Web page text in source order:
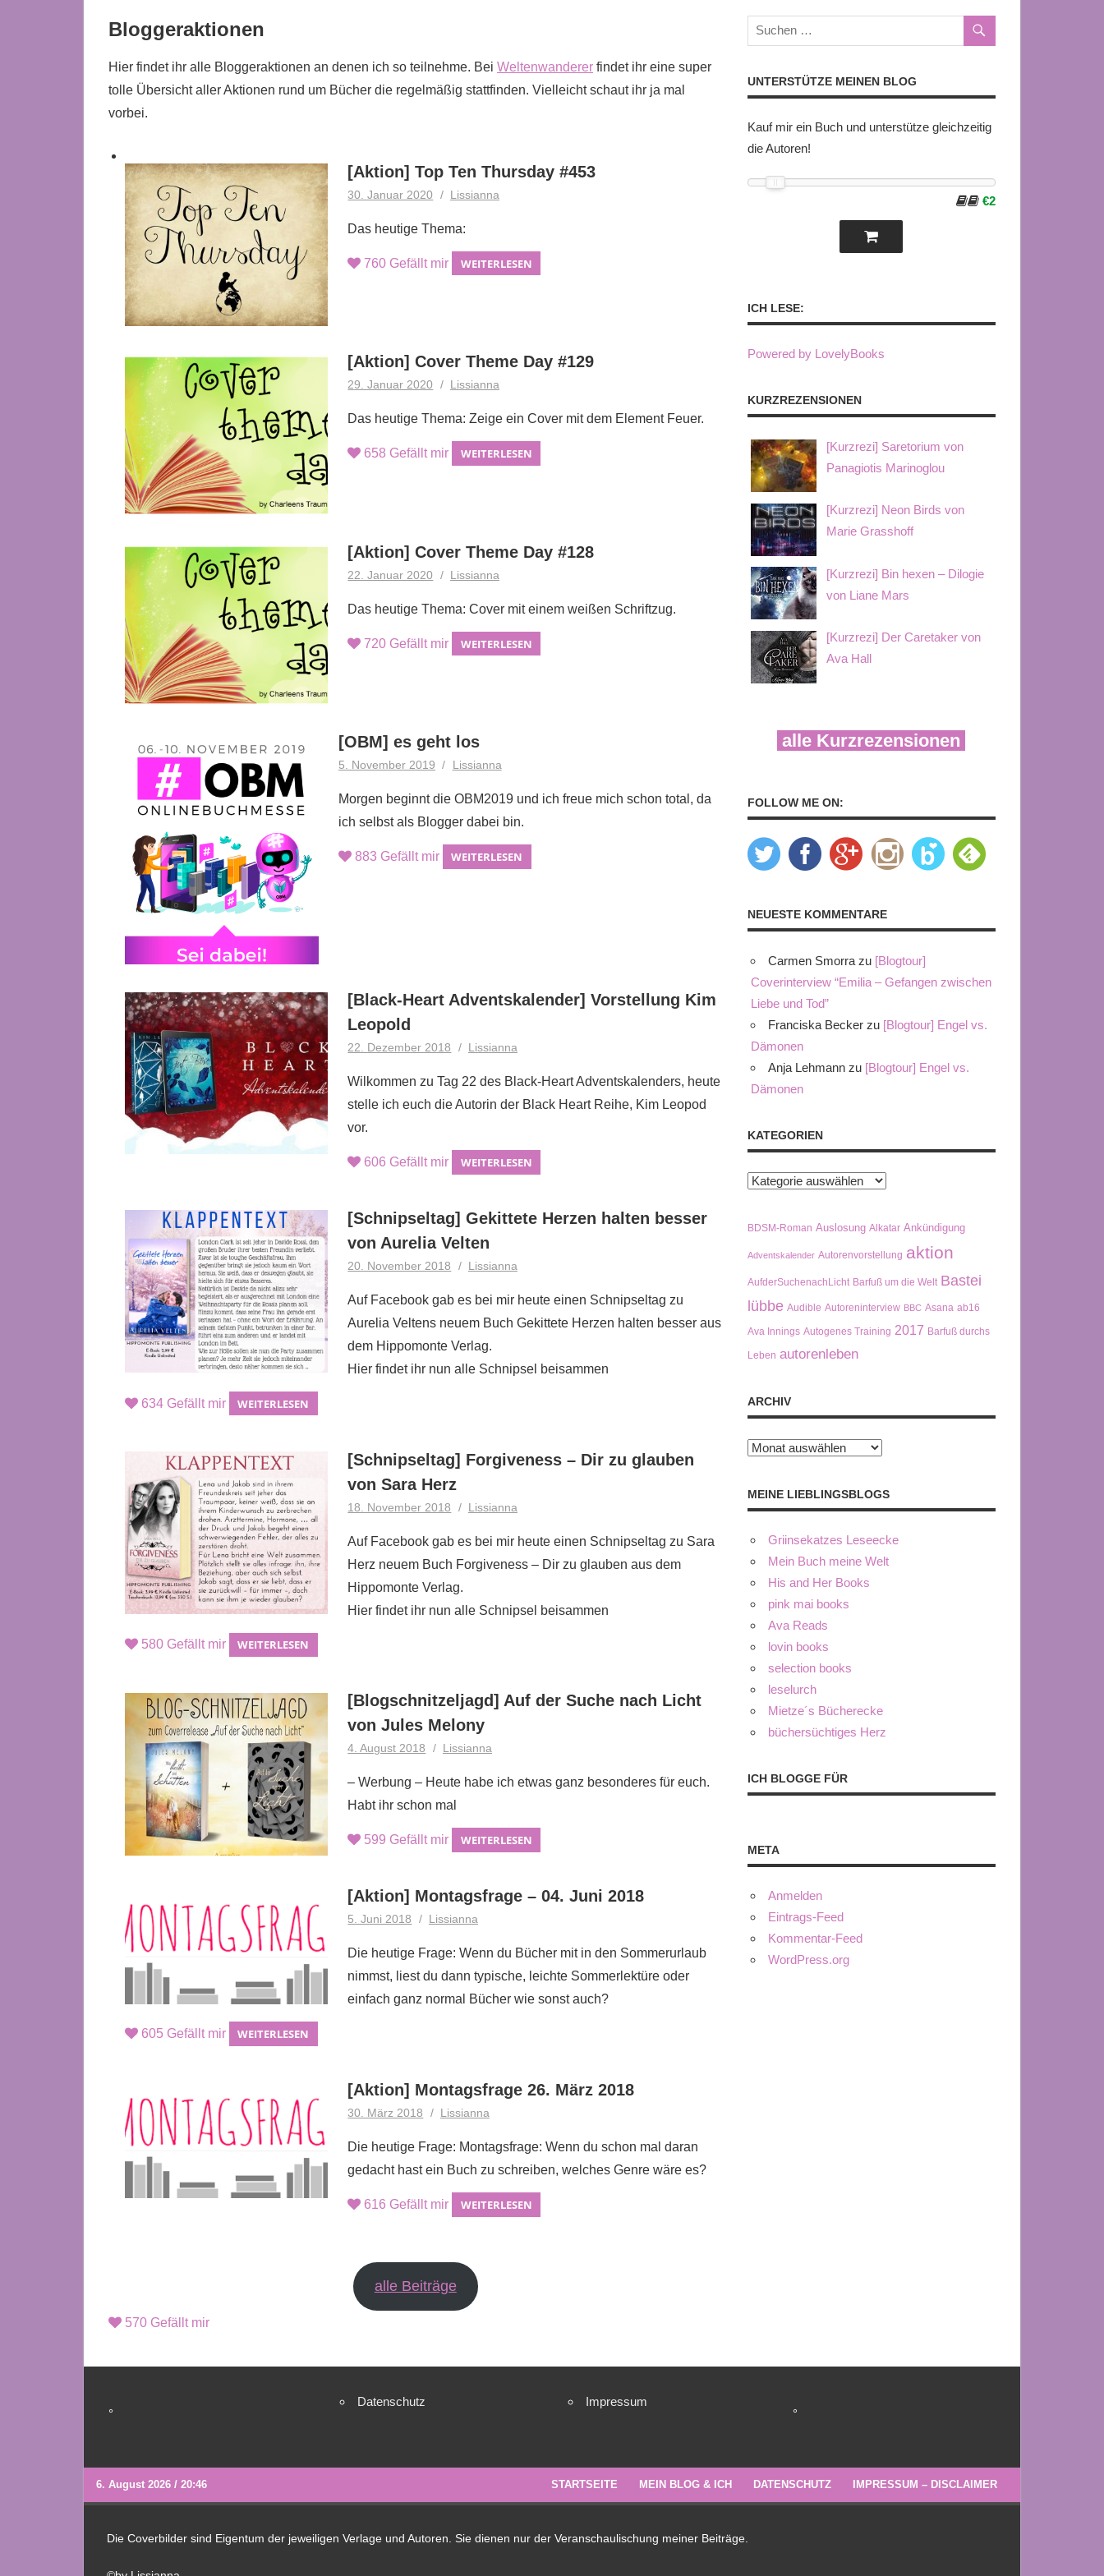
Bloggeraktionen
Hier findet ihr alle Bloggeraktionen an denen ich so teilnehme. Bei Weltenwanderer findet ihr eine super
tolle Übersicht aller Aktionen rund um Bücher die regelmäßig stattfinden. Vielleicht schaut ihr ja mal
vorbei.
[Aktion] Top Ten Thursday #453
30. Januar 2020 Lissianna
Das heutige Thema:
760 Gefällt mir WEITERLESEN
[Aktion] Cover Theme Day #129
29. Januar 2020 Lissianna
Das heutige Thema: Zeige ein Cover mit dem Element Feuer.
658 Gefällt mir WEITERLESEN
[Aktion] Cover Theme Day #128
22. Januar 2020 Lissianna
Das heutige Thema: Cover mit einem weißen Schriftzug.
720 Gefällt mir WEITERLESEN
[OBM] es geht los
5. November 2019 Lissianna
Morgen beginnt die OBM2019 und ich freue mich schon total, da
ich selbst als Blogger dabei bin.
883 Gefällt mir WEITERLESEN
[Black-Heart Adventskalender] Vorstellung Kim
Leopold
22. Dezember 2018 Lissianna
Wilkommen zu Tag 22 des Black-Heart Adventskalenders, heute
stelle ich euch die Autorin der Black Heart Reihe, Kim Leopod
vor.
606 Gefällt mir WEITERLESEN
[Schnipseltag] Gekittete Herzen halten besser
von Aurelia Velten
20. November 2018 Lissianna
Auf Facebook gab es bei mir heute einen Schnipseltag zu
Aurelia Veltens neuem Buch Gekittete Herzen halten besser aus
dem Hippomonte Verlag.
Hier findet ihr nun alle Schnipsel beisammen
634 Gefällt mir WEITERLESEN
[Schnipseltag] Forgiveness – Dir zu glauben
von Sara Herz
18. November 2018 Lissianna
Auf Facebook gab es bei mir heute einen Schnipseltag zu Sara
Herz neuem Buch Forgiveness – Dir zu glauben aus dem
Hippomonte Verlag.
Hier findet ihr nun alle Schnipsel beisammen
580 Gefällt mir WEITERLESEN
[Blogschnitzeljagd] Auf der Suche nach Licht
von Jules Melony
4. August 2018 Lissianna
– Werbung – Heute habe ich etwas ganz besonderes für euch.
Habt ihr schon mal
599 Gefällt mir WEITERLESEN
[Aktion] Montagsfrage – 04. Juni 2018
5. Juni 2018 Lissianna
Die heutige Frage: Wenn du Bücher mit in den Sommerurlaub
nimmst, liest du dann typische, leichte Sommerlektüre oder
einfach ganz normal Bücher wie sonst auch?
605 Gefällt mir WEITERLESEN
[Aktion] Montagsfrage 26. März 2018
30. März 2018 Lissianna
Die heutige Frage: Montagsfrage: Wenn du schon mal daran
gedacht hast ein Buch zu schreiben, welches Genre wäre es?
616 Gefällt mir WEITERLESEN
alle Beiträge
570 Gefällt mir
UNTERSTÜTZE MEINEN BLOG
Kauf mir ein Buch und unterstütze gleichzeitig
die Autoren!
€2
ICH LESE:
Powered by LovelyBooks
KURZREZENSIONEN
[Kurzrezi] Saretorium von
Panagiotis Marinoglou
[Kurzrezi] Neon Birds von
Marie Grasshoff
[Kurzrezi] Bin hexen – Dilogie
von Liane Mars
[Kurzrezi] Der Caretaker von
Ava Hall
alle Kurzrezensionen
FOLLOW ME ON:
NEUESTE KOMMENTARE
Carmen Smorra zu [Blogtour]
Coverinterview “Emilia – Gefangen zwischen
Liebe und Tod”
Franciska Becker zu [Blogtour] Engel vs.
Dämonen
Anja Lehmann zu [Blogtour] Engel vs.
Dämonen
KATEGORIEN
Kategorien
BDSM-Roman Auslosung Alkatar Ankündigung
Adventskalender Autorenvorstellung aktion
AufderSuchenachLicht Barfuß um die Welt Bastei
lübbe Audible Autoreninterview BBC Asana ab16
Ava Innings Autogenes Training 2017 Barfuß durchs
Leben autorenleben
ARCHIV
Archiv
MEINE LIEBLINGSBLOGS
Griinsekatzes Leseecke
Mein Buch meine Welt
His and Her Books
pink mai books
Ava Reads
lovin books
selection books
leselurch
Mietze´s Bücherecke
büchersüchtiges Herz
ICH BLOGGE FÜR
META
Anmelden
Eintrags-Feed
Kommentar-Feed
WordPress.org
°
Datenschutz
Impressum
°
6. August 2026 / 20:46 STARTSEITE MEIN BLOG & ICH DATENSCHUTZ IMPRESSUM – DISCLAIMER
Die Coverbilder sind Eigentum der jeweiligen Verlage und Autoren. Sie dienen nur der Veranschaulischung meiner Beiträge.